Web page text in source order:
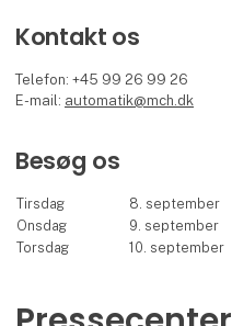
Kontakt os
Telefon: +45 99 26 99 26
E-mail: automatik@mch.dk
Besøg os
Tirsdag 8. september
Onsdag
9. september
Torsdag
10. september